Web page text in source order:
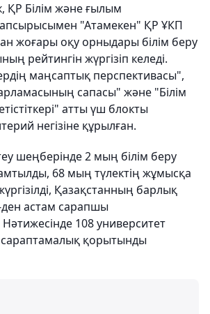
ҚР Білім және ғылым
"Атамекен" ҚР ҰКП
жоғары оқу орныдары білім беру
рейтингін жүргізіп келеді.
маңсаптық перспективасы",
сапасы" және "Білім
атты үш блокты
негізіне құрылған.
шеңберінде 2 мың білім беру
68 мың түлектің жұмысқа
Қазақстанның барлық
ден астам сарапшы
108 университет
қорытынды